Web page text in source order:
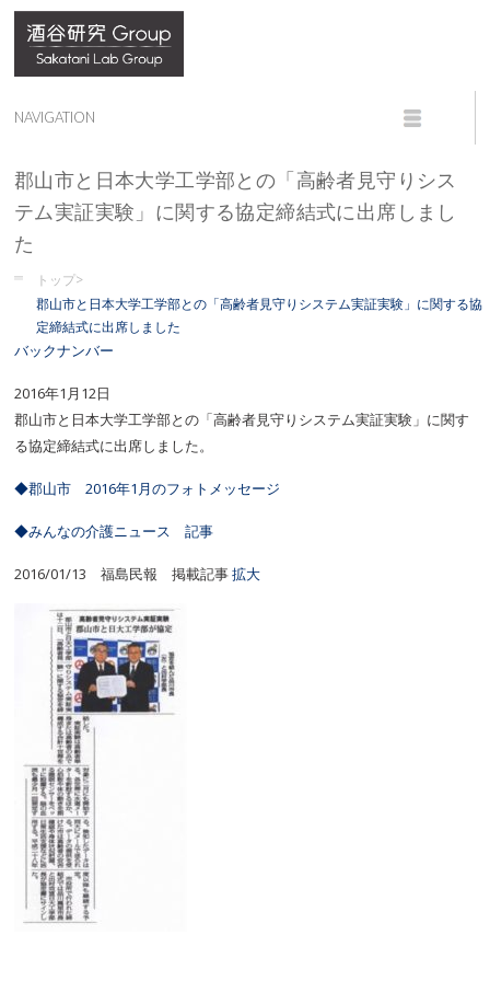
郡山市と日本大学工学部との「高齢者見守りシス
テム実証実験」に関する協定締結式に出席しまし
た
トップ>
郡山市と日本大学工学部との「高齢者見守りシステム実証実験」に関する協
定締結式に出席しました
バックナンバー
2016年1月12日
郡山市と日本大学工学部との「高齢者見守りシステム実証実験」に関す
る協定締結式に出席しました。
◆郡山市 2016年1月のフォトメッセージ
◆みんなの介護ニュース 記事
2016/01/13 福島民報 掲載記事拡大